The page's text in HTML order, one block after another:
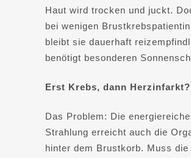
Haut wird trocken und juckt.
bei wenigen
bleibt sie dauerhaft
benötigt besonderen
Erst Krebs, dann Herzinfarkt?
Das Problem: Die energiereiche
Strahlung erreicht auch die
hinter dem Brustkorb. Muss die